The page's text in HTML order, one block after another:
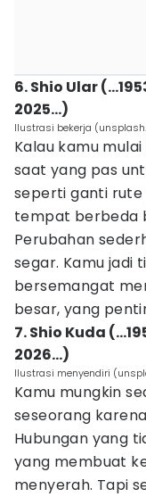
6. Shio Ular
2025…)
Ilustrasi bekerja
Kalau kamu
saat yang pas
seperti ganti
tempat berbeda
Perubahan
segar. Kamu jadi
bersemangat
besar, yang
7. Shio Kuda
2026…)
Ilustrasi menyendiri
Kamu mungkin
seseorang
Hubungan yang
yang membuat
menyerah. Tapi